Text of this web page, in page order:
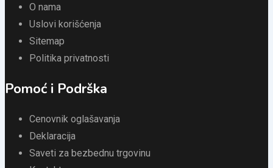
O nama
Uslovi korišćenja
Sitemap
Politika privatnosti
Pomoć i Podrška
Cenovnik oglašavanja
Deklaracija
Saveti za bezbednu trgovinu